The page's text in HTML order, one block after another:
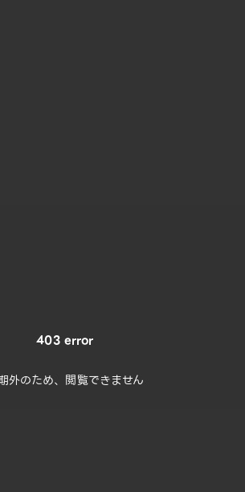
403 error
外のため、閲覧できません